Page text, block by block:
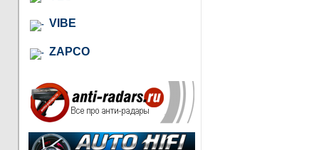
VIBE
ZAPCO